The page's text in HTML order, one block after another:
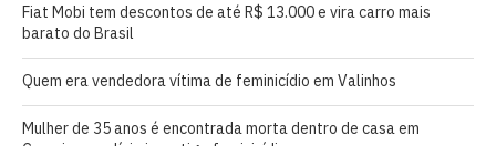
Fiat Mobi tem descontos de até R$ 13.000 e vira carro mais
barato do Brasil
Quem era vendedora vítima de feminicídio em Valinhos
Mulher de 35 anos é encontrada morta dentro de casa em